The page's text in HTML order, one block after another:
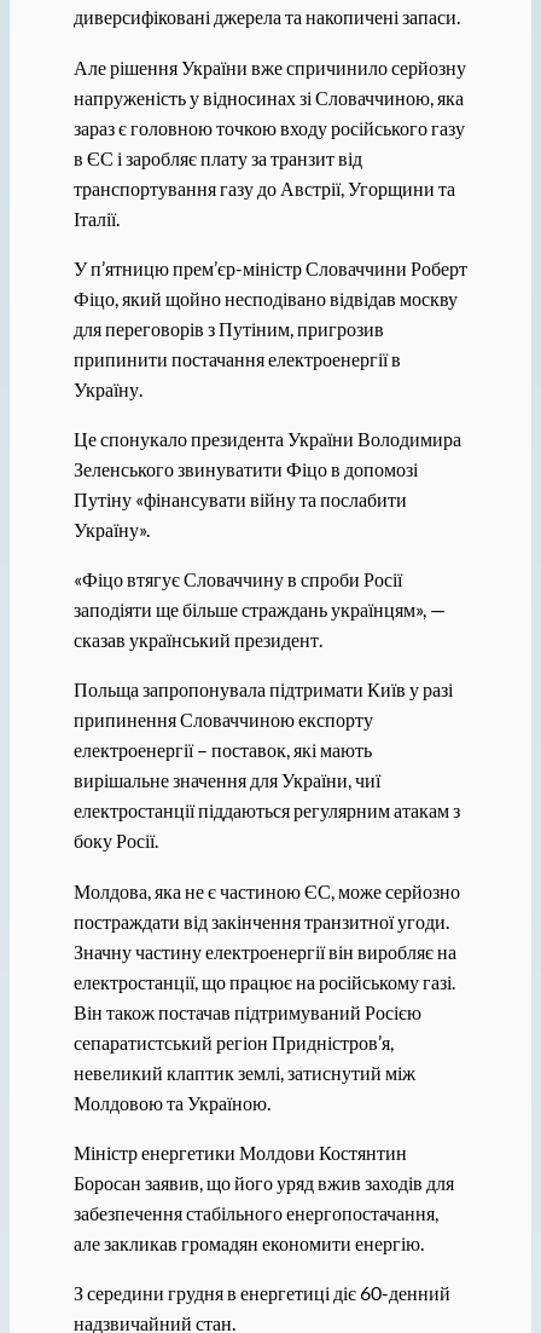
диверсифіковані джерела та накопичені запаси.
Але рішення України вже спричинило серйозну
напруженість у відносинах зі Словаччиною, яка
зараз є головною точкою входу російського газу
в ЄС і заробляє плату за транзит від
транспортування газу до Австрії, Угорщини та
Італії.
У п’ятницю прем’єр-міністр Словаччини Роберт
Фіцо, який щойно несподівано відвідав москву
для переговорів з Путіним, пригрозив
припинити постачання електроенергії в
Україну.
Це спонукало президента України Володимира
Зеленського звинуватити Фіцо в допомозі
Путіну «фінансувати війну та послабити
Україну».
«Фіцо втягує Словаччину в спроби Росії
заподіяти ще більше страждань українцям», —
сказав український президент.
Польща запропонувала підтримати Київ у разі
припинення Словаччиною експорту
електроенергії – поставок, які мають
вирішальне значення для України, чиї
електростанції піддаються регулярним атакам з
боку Росії.
Молдова, яка не є частиною ЄС, може серйозно
постраждати від закінчення транзитної угоди.
Значну частину електроенергії він виробляє на
електростанції, що працює на російському газі.
Він також постачав підтримуваний Росією
сепаратистський регіон Придністров’я,
невеликий клаптик землі, затиснутий між
Молдовою та Україною.
Міністр енергетики Молдови Костянтин
Боросан заявив, що його уряд вжив заходів для
забезпечення стабільного енергопостачання,
але закликав громадян економити енергію.
З середини грудня в енергетиці діє 60-денний
надзвичайний стан.